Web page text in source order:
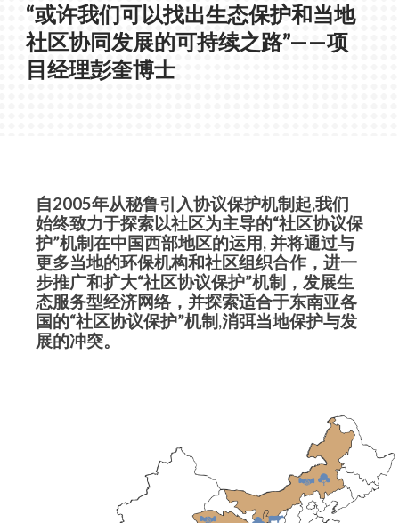
“或许我们可以找出生态保护和当地
社区协同发展的可持续之路”——项
目经理彭奎博士
自2005年从秘鲁引入协议保护机制起,我们
始终致力于探索以社区为主导的“社区协议保
护”机制在中国西部地区的运用, 并将通过与
更多当地的环保机构和社区组织合作，进一
步推广和扩大“社区协议保护”机制，发展生
态服务型经济网络，并探索适合于东南亚各
国的“社区协议保护”机制,消弭当地保护与发
展的冲突。